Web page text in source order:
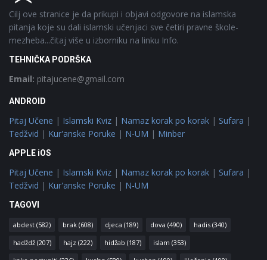
Cilj ove stranice je da prikupi i objavi odgovore na islamska
pitanja koje su dali islamski učenjaci sve četiri pravne škole-
mezheba...čitaj više u izborniku na linku Info.
TEHNIČKA PODRŠKA
Email: pitajucene@gmail.com
ANDROID
Pitaj Učene | Islamski Kviz | Namaz korak po korak | Sufara |
Tedžvid | Kur'anske Poruke | N-UM | Minber
APPLE iOS
Pitaj Učene | Islamski Kviz | Namaz korak po korak | Sufara |
Tedžvid | Kur'anske Poruke | N-UM
TAGOVI
abdest (582) brak (608) djeca (189) dova (490) hadis (340)
hadždž (207) hajz (222) hidžab (187) islam (353)